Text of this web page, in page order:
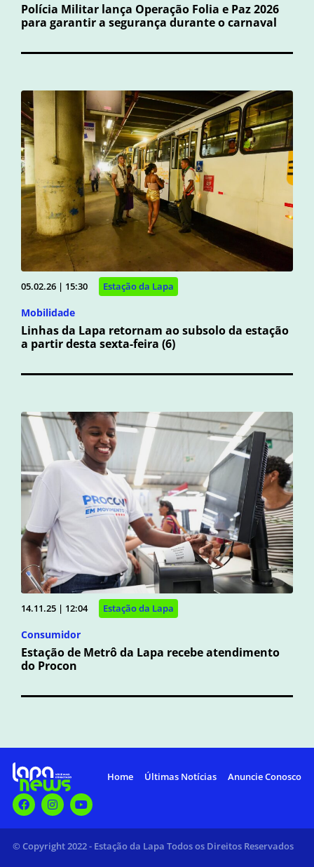
Polícia Militar lança Operação Folia e Paz 2026
para garantir a segurança durante o carnaval
05.02.26 | 15:30 Estação da Lapa
Mobilidade
Linhas da Lapa retornam ao subsolo da estação
a partir desta sexta-feira (6)
14.11.25 | 12:04 Estação da Lapa
Consumidor
Estação de Metrô da Lapa recebe atendimento
do Procon
Home Últimas Notícias Anuncie Conosco
© Copyright 2022 - Estação da Lapa Todos os Direitos Reservados